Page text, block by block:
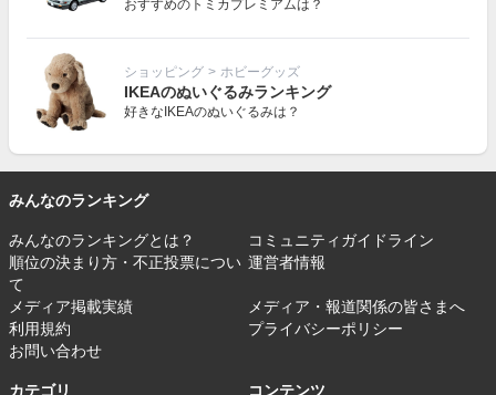
おすすめのトミカプレミアムは？
ショッピング > ホビーグッズ
IKEAのぬいぐるみランキング
好きなIKEAのぬいぐるみは？
みんなのランキング
みんなのランキングとは？
コミュニティガイドライン
順位の決まり方・不正投票につい
て
運営者情報
メディア掲載実績
メディア・報道関係の皆さまへ
利用規約
プライバシーポリシー
お問い合わせ
カテゴリ コンテンツ